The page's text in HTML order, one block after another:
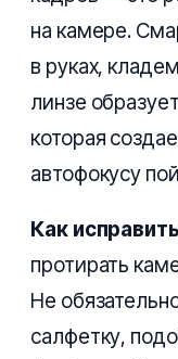
на камере.
в руках,
линзе
которая
автофокусу
Как
протирать
Не
салфетку,